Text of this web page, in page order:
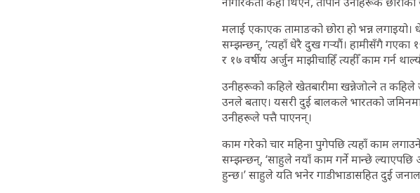
मलाई एकाएक तामाङको छोरा हो भन्न
सम्झन्छन्, ‘त्यहाँ धेरै दुख गर्‍यौं। हामीसँगै गएका
र १७ वर्षीय अर्जुन माझीचाहिँ त्यहीँ काम गर्न
उनीहरूको कहिले खेतबारीमा खन्नेजोत्ने त कहिले
उनले बताए। यसरी दुई बालकले भारतको जमिनमा
उनीहरूले पत्तै पाएनन्।
काम गरेको चार महिना पुगेपछि त्यहाँ काम
सम्झन्छन्, ‘साहुले नयाँ काम गर्ने मान्छे
हुन्छ।’ साहुले यति भनेर गाडीभाडासहित दुई